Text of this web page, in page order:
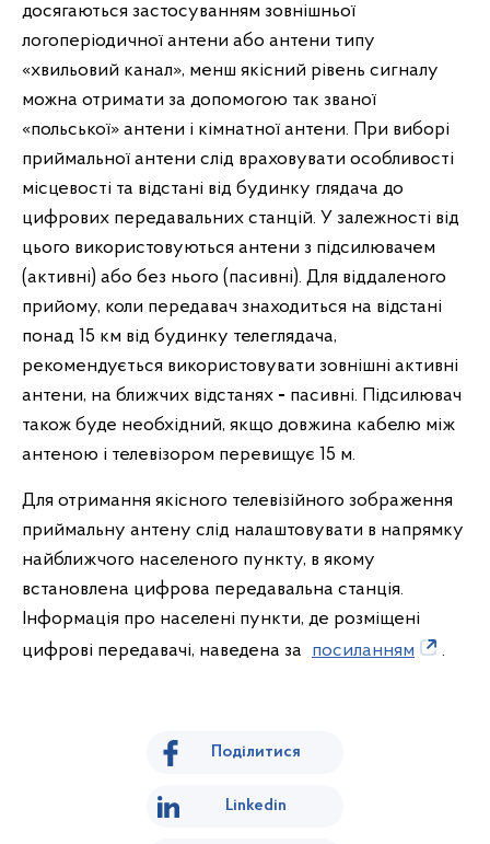
досягаються застосуванням зовнішньої
логоперіодичної антени або антени типу
«хвильовий канал», менш якісний рівень сигналу
можна отримати за допомогою так званої
«польської» антени і кімнатної антени. При виборі
приймальної антени слід враховувати особливості
місцевості та відстані від будинку глядача до
цифрових передавальних станцій. У залежності від
цього використовуються антени з підсилювачем
(активні) або без нього (пасивні). Для віддаленого
прийому, коли передавач знаходиться на відстані
понад 15 км від будинку телеглядача,
рекомендується використовувати зовнішні активні
антени, на ближчих відстанях - пасивні. Підсилювач
також буде необхідний, якщо довжина кабелю між
антеною і телевізором перевищує 15 м.
Для отримання якісного телевізійного зображення
приймальну антену слід налаштовувати в напрямку
найближчого населеного пункту, в якому
встановлена цифрова передавальна станція.
Інформація про населені пункти, де розміщені
цифрові передавачі, наведена за посиланням .
Поділитися
Linkedin